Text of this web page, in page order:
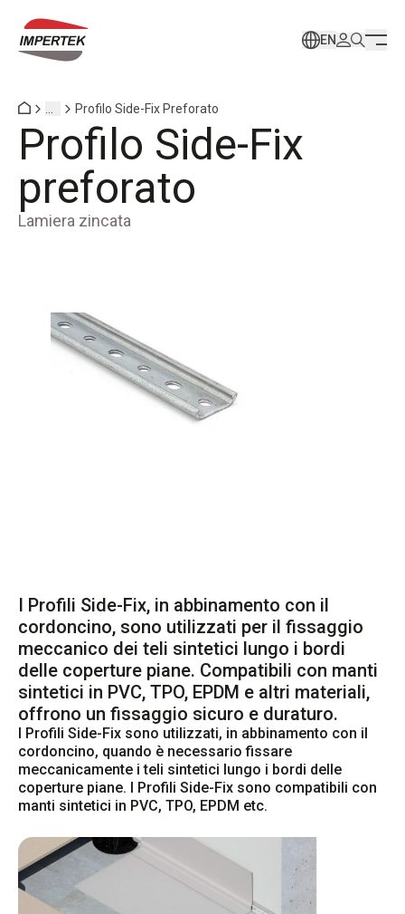
EN
Profilo Side-Fix Preforato
Profilo Side-Fix
preforato
Lamiera zincata
I Profili Side-Fix, in abbinamento con il
cordoncino, sono utilizzati per il fissaggio
meccanico dei teli sintetici lungo i bordi
delle coperture piane. Compatibili con manti
sintetici in PVC, TPO, EPDM e altri materiali,
offrono un fissaggio sicuro e duraturo.
I Profili Side-Fix sono utilizzati, in abbinamento con il
cordoncino, quando è necessario fissare
meccanicamente i teli sintetici lungo i bordi delle
coperture piane. I Profili Side-Fix sono compatibili con
manti sintetici in PVC, TPO, EPDM etc.